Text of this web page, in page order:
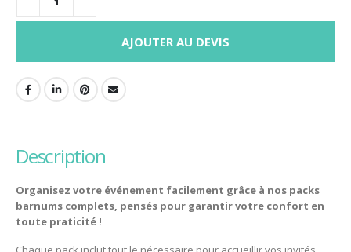
AJOUTER AU DEVIS
description
Organisez votre événement facilement grâce à nos packs
barnums complets, pensés pour garantir votre confort en
toute praticité !